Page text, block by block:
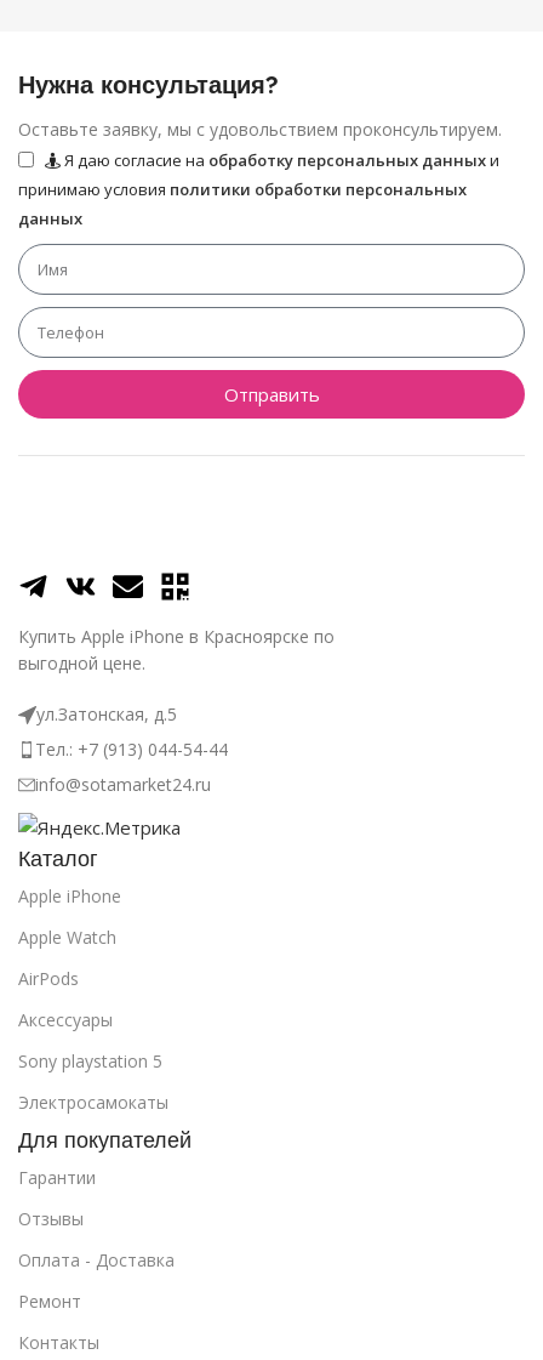
Нужна консультация?
Оставьте заявку, мы с удовольствием проконсультируем.
Я даю согласие на обработку персональных данныхи
принимаю условия политики обработки персональных
данных
Отправить
Купить Apple iPhone в Красноярске по
выгодной цене.
ул.Затонская, д.5
Тел.: +7 (913) 044-54-44
info@sotamarket24.ru
Каталог
Apple iPhone
Apple Watch
AirPods
Аксессуары
Sony playstation 5
Электросамокаты
Для покупателей
Гарантии
Отзывы
Оплата - Доставка
Ремонт
Контакты